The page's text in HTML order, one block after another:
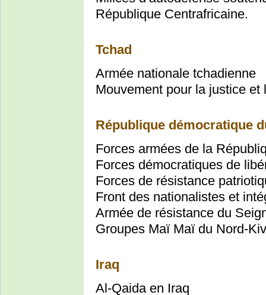
République Centrafricaine.
Tchad
Armée nationale tchadienne
Mouvement pour la justice et
République démocratique
Forces armées de la
Forces démocratiques de
Forces de résistance
Front des nationalistes et
Armée de résistance du
Groupes Maï Maï du Nord-
Iraq
Al-Qaida en Iraq